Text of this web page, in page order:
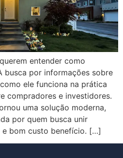
entender como
busca por informações sobre
ele funciona na prática
compradores e investidores.
uma solução moderna,
por quem busca unir
bom custo benefício. […]